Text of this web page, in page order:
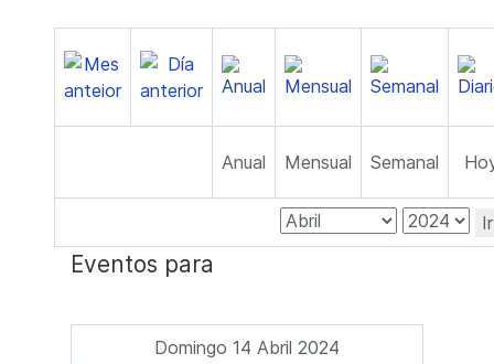
Anual Mensual Semanal
Eventos para
Domingo 14 Abril 2024